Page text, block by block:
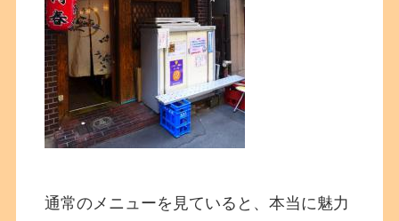
通常のメニューを見ていると、本当に魅力